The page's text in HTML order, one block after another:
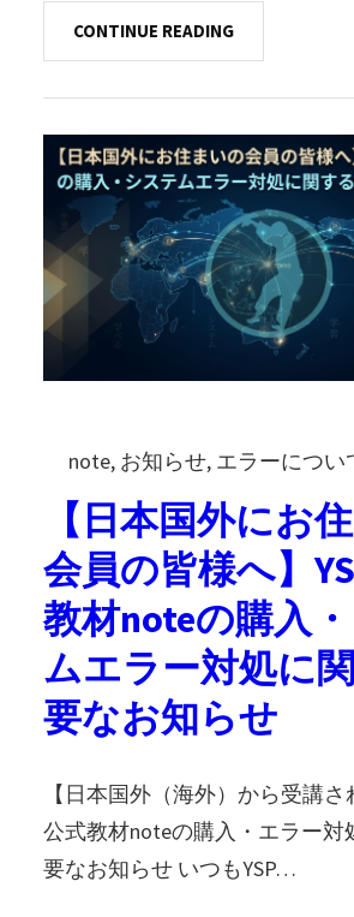
CONTINUE READING
note, お知らせ, エラーについ
【日本国外にお
会員の皆様へ】
教材noteの購入
ムエラー対処に
要なお知らせ
【日本国外（海外）から受講さ
公式教材noteの購入・エラー対
要なお知らせ いつもYSP…